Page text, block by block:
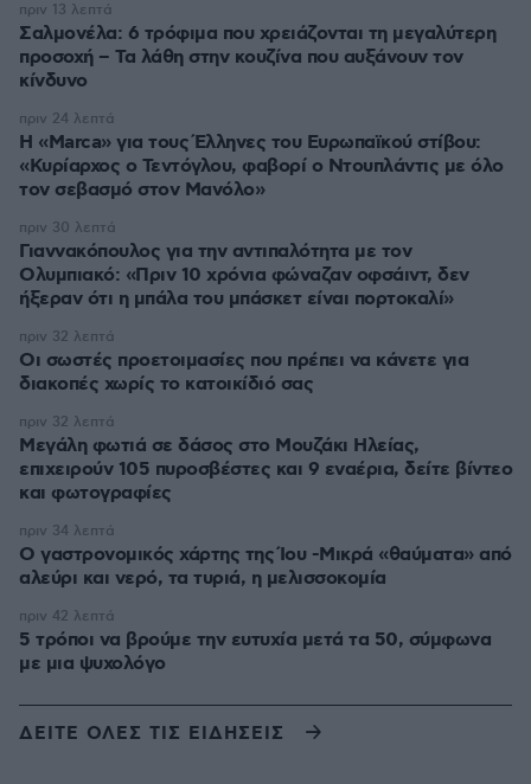
Σαλμονέλα: 6 τρόφιμα που χρειάζονται τη μεγαλύτερη
προσοχή – Τα λάθη στην κουζίνα που αυξάνουν τον
κίνδυνο
πριν 13 λεπτά
Η «Marca» για τους Έλληνες του Ευρωπαϊκού στίβου:
«Κυρίαρχος ο Τεντόγλου, φαβορί ο Ντουπλάντις με όλο
τον σεβασμό στον Μανόλο»
πριν 24 λεπτά
Γιαννακόπουλος για την αντιπαλότητα με τον
Ολυμπιακό: «Πριν 10 χρόνια φώναζαν οφσάιντ, δεν
ήξεραν ότι η μπάλα του μπάσκετ είναι πορτοκαλί»
πριν 30 λεπτά
Οι σωστές προετοιμασίες που πρέπει να κάνετε για
διακοπές χωρίς το κατοικίδιό σας
πριν 32 λεπτά
Μεγάλη φωτιά σε δάσος στο Μουζάκι Ηλείας,
επιχειρούν 105 πυροσβέστες και 9 εναέρια, δείτε βίντεο
και φωτογραφίες
πριν 32 λεπτά
Ο γαστρονομικός χάρτης της Ίου -Μικρά «θαύματα» από
αλεύρι και νερό, τα τυριά, η μελισσοκομία
πριν 34 λεπτά
5 τρόποι να βρούμε την ευτυχία μετά τα 50, σύμφωνα
με μια ψυχολόγο
πριν 42 λεπτά
ΔΕΙΤΕ ΟΛΕΣ ΤΙΣ ΕΙΔΗΣΕΙΣ